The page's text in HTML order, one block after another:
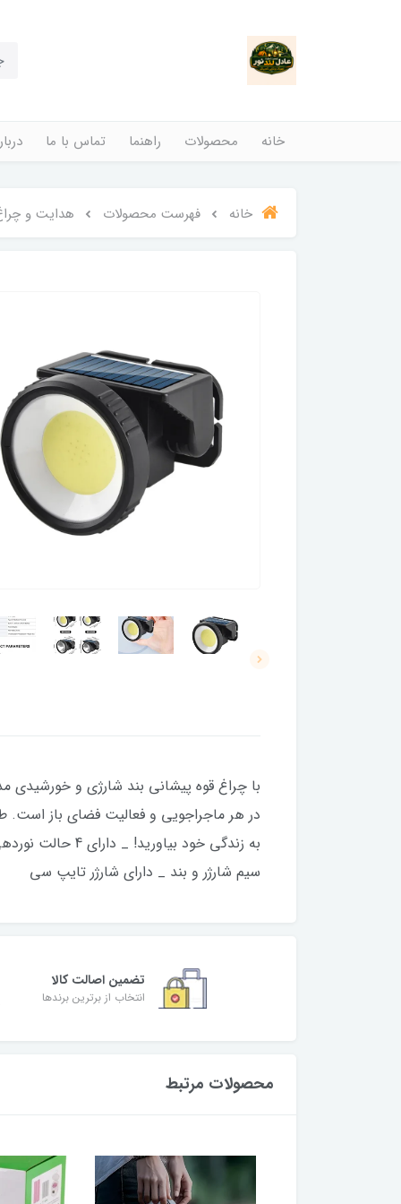
خانه محصولات راهنما تماس با ما
خانه فهرست محصولات هدایت و
در هر ماجراجویی و فعالیت فضای باز است.
سیم شارژر و بند _ دارای شارژر تایپ سی
تضمین اصالت کالا
انتخاب از برترین برندها
محصولات مرتبط